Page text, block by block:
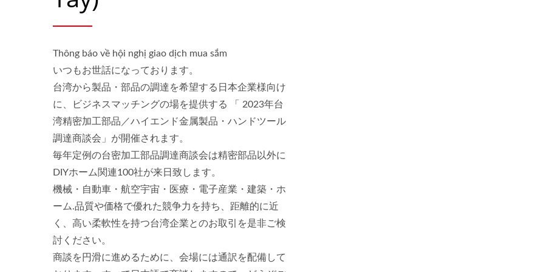
Thông báo về hội nghị giao dịch mua sắm
いつもお世話になっております。
台湾から製品・部品の調達を希望する日本企業様向け
に、ビジネスマッチングの場を提供する 「 2023年台
湾精密加工部品／ハイエンド金属製品・ハンドツール
調達商談会」が開催されます。
毎年定例の台密加工部品調達商談会は精密部品以外に
DIYホーム関連100社が来日致します。
機械・自動車・航空宇宙・医療・電子産業・建築・ホ
ーム.品質や価格で優れた競争力を持ち、距離的に近
く、高い柔軟性を持つ台湾企業とのお取引を是非ご検
討ください。
商談を円滑に進めるために、会場には通訳を配備して
Dụng Cụ Đa Năng Di Động